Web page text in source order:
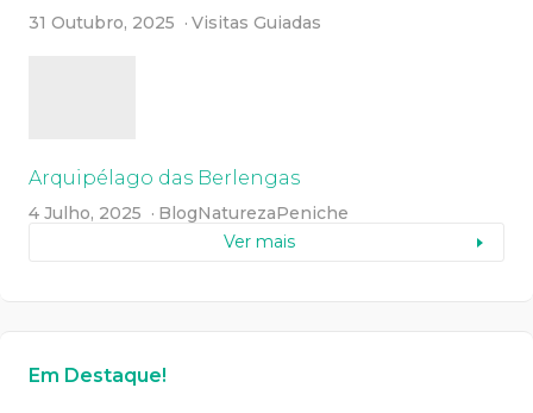
31 Outubro, 2025 Visitas Guiadas
Arquipélago das Berlengas
4 Julho, 2025 BlogNaturezaPeniche
Ver mais
Em Destaque!